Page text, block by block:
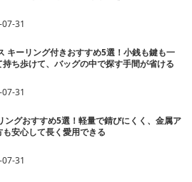
31
キーリング付きおすすめ5選！小銭も鍵も一
ち歩けて、バッグの中で探す手間が省ける
31
ングおすすめ5選！軽量で錆びにくく、金属ア
も安心して長く愛用できる
31